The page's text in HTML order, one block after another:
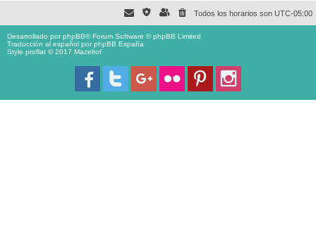
Todos los horarios son UTC-05:00
Desarrollado porphpBB® Forum Software © phpBB Limited
Traducción al español porphpBB España
Style proflat © 2017 Mazeltof